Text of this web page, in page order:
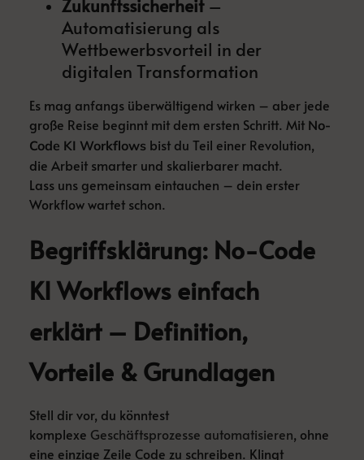
Zukunftssicherheit–
Automatisierung als
Wettbewerbsvorteil in der
digitalen Transformation
Es mag anfangs überwältigend wirken – aber jede
große Reise beginnt mit dem ersten Schritt. Mit No-
Code KI Workflows bist du Teil einer Revolution,
die Arbeit smarter und skalierbarer macht.
Lass uns gemeinsam eintauchen – dein erster
Workflow wartet schon.
Begriffsklärung: No-Code
KI Workflows einfach
erklärt – Definition,
Vorteile & Grundlagen
Stell dir vor, du könntest
komplexe Geschäftsprozesse automatisieren, ohne
eine einzige Zeile Code zu schreiben. Klingt